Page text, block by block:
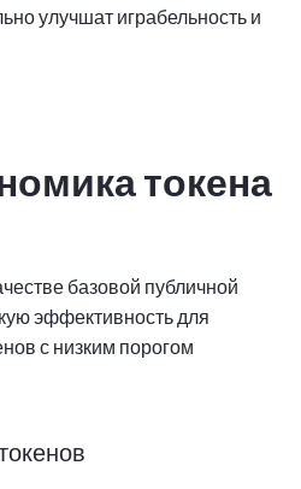
улучшат играбельность и
токена
базовой публичной
эффективность для
с низким порогом